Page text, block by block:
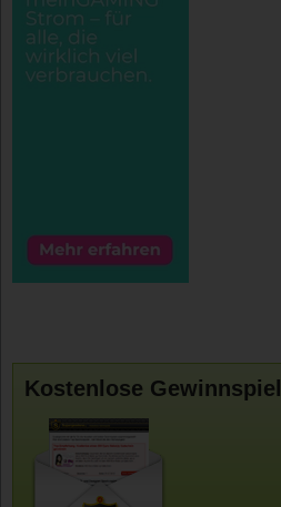
Kostenlose